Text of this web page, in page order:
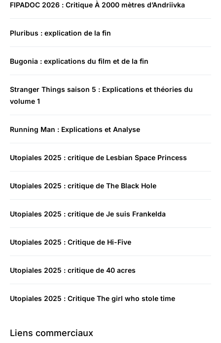
FIPADOC 2026 : Critique À 2000 mètres d’Andriivka
Pluribus : explication de la fin
Bugonia : explications du film et de la fin
Stranger Things saison 5 : Explications et théories du
volume 1
Running Man : Explications et Analyse
Utopiales 2025 : critique de Lesbian Space Princess
Utopiales 2025 : critique de The Black Hole
Utopiales 2025 : critique de Je suis Frankelda
Utopiales 2025 : Critique de Hi-Five
Utopiales 2025 : critique de 40 acres
Utopiales 2025 : Critique The girl who stole time
Liens commerciaux